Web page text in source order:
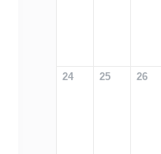
24 25 26